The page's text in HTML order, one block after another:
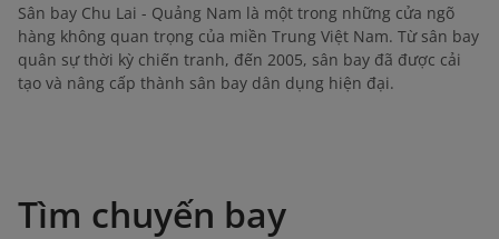
Sân bay Chu Lai - Quảng Nam là một trong những cửa ngõ
hàng không quan trọng của miền Trung Việt Nam. Từ sân bay
quân sự thời kỳ chiến tranh, đến 2005, sân bay đã được cải
tạo và nâng cấp thành sân bay dân dụng hiện đại.
Tìm chuyến bay